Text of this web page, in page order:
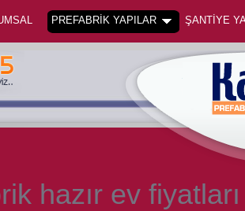
PREFABRİK YAPILAR ŞANTİYE
hazır ev fiyatları